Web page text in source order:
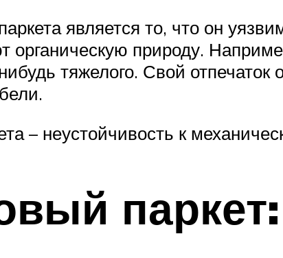
является то, что он
природу.
тяжелого. Свой
– неустойчивость к